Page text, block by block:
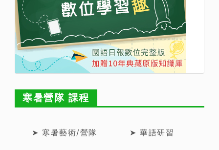
寒暑營隊 課程
➤ 寒暑藝術/營隊 ➤ 華語研習